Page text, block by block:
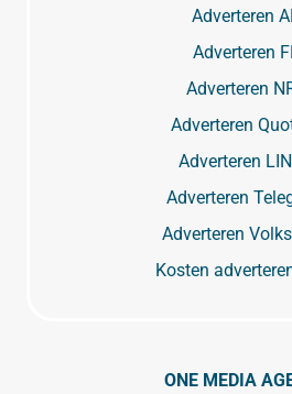
Adverteren
Adverteren
Adverteren
Adverteren
Adverteren
Adverteren
Adverteren
Kosten
ONE MEDIA